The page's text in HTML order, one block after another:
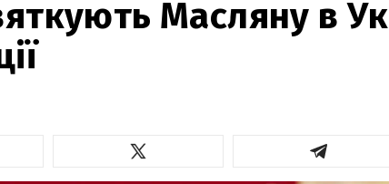
Масляну в